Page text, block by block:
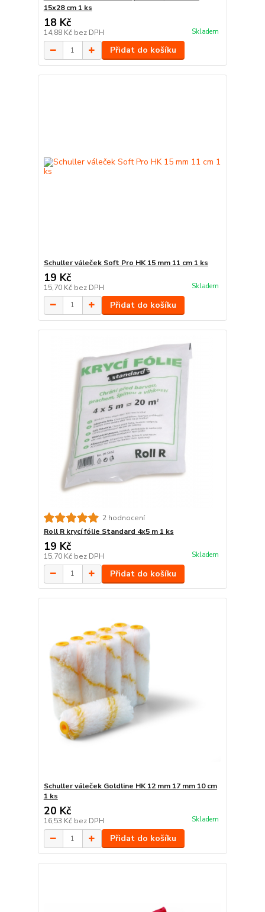
15x28 cm 1 ks
18 Kč
14,88 Kč bez DPH Skladem
Přidat do košíku
Schuller váleček Soft Pro HK 15 mm 11 cm 1 ks
19 Kč
15,70 Kč bez DPH Skladem
Přidat do košíku
2 hodnocení
Roll R krycí fólie Standard 4x5 m 1 ks
19 Kč
15,70 Kč bez DPH Skladem
Přidat do košíku
Schuller váleček Goldline HK 12 mm 17 mm 10 cm
1 ks
20 Kč
16,53 Kč bez DPH Skladem
Přidat do košíku